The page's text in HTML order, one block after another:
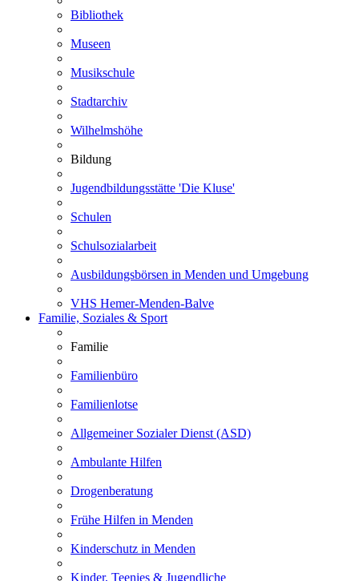
Bibliothek
Museen
Musikschule
Stadtarchiv
Wilhelmshöhe
Bildung
Jugendbildungsstätte 'Die Kluse'
Schulen
Schulsozialarbeit
Ausbildungsbörsen in Menden und Umgebung
VHS Hemer-Menden-Balve
Familie, Soziales & Sport
Familie
Familienbüro
Familienlotse
Allgemeiner Sozialer Dienst (ASD)
Ambulante Hilfen
Drogenberatung
Frühe Hilfen in Menden
Kinderschutz in Menden
Kinder, Teenies & Jugendliche